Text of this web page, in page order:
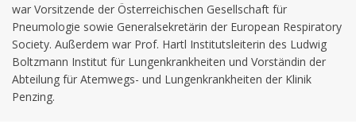
war Vorsitzende der Österreichischen Gesellschaft für
Pneumologie sowie Generalsekretärin der European Respiratory
Society. Außerdem war Prof. Hartl Institutsleiterin des Ludwig
Boltzmann Institut für Lungenkrankheiten und Vorständin der
Abteilung für Atemwegs- und Lungenkrankheiten der Klinik
Penzing.